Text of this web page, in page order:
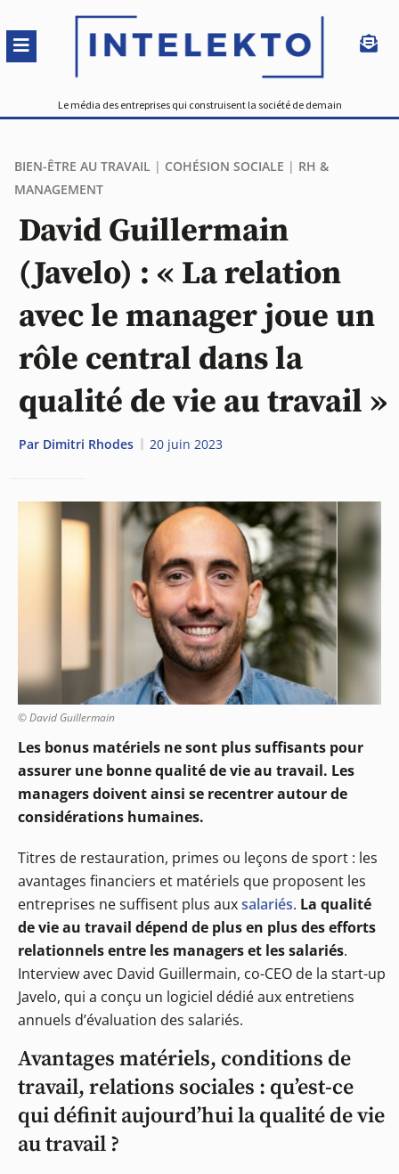
Le média des entreprises qui construisent la société de demain
BIEN-ÊTRE AU TRAVAIL | COHÉSION SOCIALE | RH &
MANAGEMENT
David Guillermain
(Javelo) : « La relation
avec le manager joue un
rôle central dans la
qualité de vie au travail »
Par Dimitri Rhodes 20 juin 2023
© David Guillermain
Les bonus matériels ne sont plus suffisants pour
assurer une bonne qualité de vie au travail. Les
managers doivent ainsi se recentrer autour de
considérations humaines.
Titres de restauration, primes ou leçons de sport : les
avantages financiers et matériels que proposent les
entreprises ne suffisent plus auxsalariés. La qualité
de vie au travail dépend de plus en plus des efforts
relationnels entre les managers et les salariés.
Interview avec David Guillermain, co-CEO de la start-up
Javelo, qui a conçu un logiciel dédié aux entretiens
annuels d’évaluation des salariés.
Avantages matériels, conditions de
travail, relations sociales : qu’est-ce
qui définit aujourd’hui la qualité de vie
au travail ?